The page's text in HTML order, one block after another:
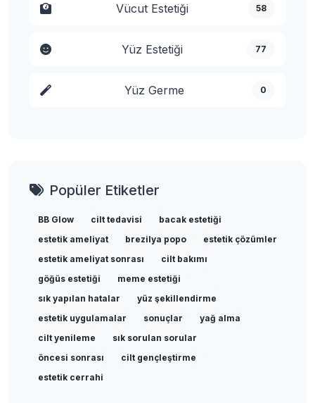
Vücut Estetiği 58
Yüz Estetiği 77
Yüz Germe 0
Popüler Etiketler
BB Glow cilt tedavisi
bacak estetiği
estetik ameliyat
brezilya popo
estetik çözümler
estetik ameliyat sonrası
cilt bakımı
göğüs estetiği
meme estetiği
sık yapılan hatalar
yüz şekillendirme
estetik uygulamalar
sonuçlar
yağ alma
cilt yenileme
sık sorulan sorular
öncesi sonrası
cilt gençleştirme
estetik cerrahi